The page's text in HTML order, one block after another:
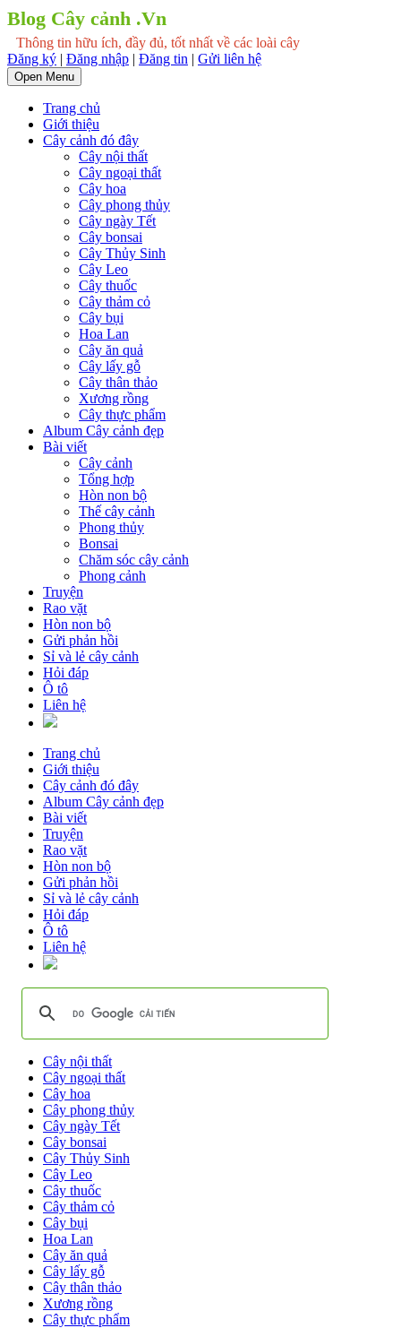
Blog Cây cảnh .Vn
Thông tin hữu ích, đầy đủ, tốt nhất về các loài cây
Đăng ký | Đăng nhập | Đăng tin | Gửi liên hệ
Open Menu
Trang chủ
Giới thiệu
Cây cảnh đó đây
Cây nội thất
Cây ngoại thất
Cây hoa
Cây phong thủy
Cây ngày Tết
Cây bonsai
Cây Thủy Sinh
Cây Leo
Cây thuốc
Cây thảm cỏ
Cây bụi
Hoa Lan
Cây ăn quả
Cây lấy gỗ
Cây thân thảo
Xương rồng
Cây thực phẩm
Album Cây cảnh đẹp
Bài viết
Cây cảnh
Tổng hợp
Hòn non bộ
Thế cây cảnh
Phong thủy
Bonsai
Chăm sóc cây cảnh
Phong cảnh
Truyện
Rao vặt
Hòn non bộ
Gửi phản hồi
Sỉ và lẻ cây cảnh
Hỏi đáp
Ô tô
Liên hệ
Trang chủ
Giới thiệu
Cây cảnh đó đây
Album Cây cảnh đẹp
Bài viết
Truyện
Rao vặt
Hòn non bộ
Gửi phản hồi
Sỉ và lẻ cây cảnh
Hỏi đáp
Ô tô
Liên hệ
Cây nội thất
Cây ngoại thất
Cây hoa
Cây phong thủy
Cây ngày Tết
Cây bonsai
Cây Thủy Sinh
Cây Leo
Cây thuốc
Cây thảm cỏ
Cây bụi
Hoa Lan
Cây ăn quả
Cây lấy gỗ
Cây thân thảo
Xương rồng
Cây thực phẩm